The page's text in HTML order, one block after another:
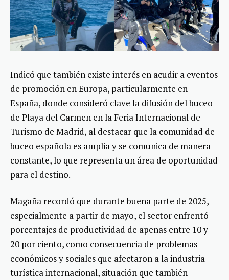
Indicó que también existe interés en acudir a eventos
de promoción en Europa, particularmente en
España, donde consideró clave la difusión del buceo
de Playa del Carmen en la Feria Internacional de
Turismo de Madrid, al destacar que la comunidad de
buceo española es amplia y se comunica de manera
constante, lo que representa un área de oportunidad
para el destino.
Magaña recordó que durante buena parte de 2025,
especialmente a partir de mayo, el sector enfrentó
porcentajes de productividad de apenas entre 10 y
20 por ciento, como consecuencia de problemas
económicos y sociales que afectaron a la industria
turística internacional, situación que también